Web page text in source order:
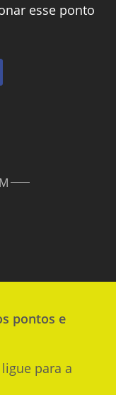
esse ponto
pontos e
para a